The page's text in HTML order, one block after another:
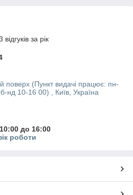
за рік
поверх (Пункт видачі працює: пн-
нд 10-16 00) , Київ, Україна
до 16:00
роботи